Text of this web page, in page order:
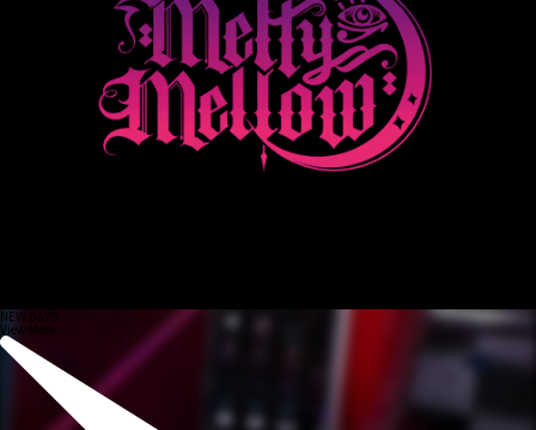
NEW DAYS
View More